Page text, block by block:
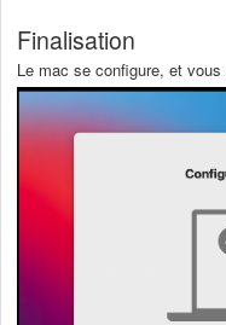
Finalisation
Le mac se configure, et